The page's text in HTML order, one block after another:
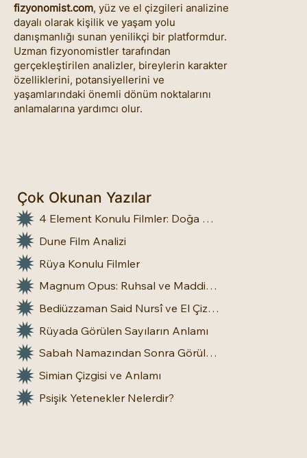
fizyonomist.com, yüz ve el çizgileri analizine
dayalı olarak kişilik ve yaşam yolu
danışmanlığı sunan yenilikçi bir platformdur.
Uzman fizyonomistler tarafından
gerçekleştirilen analizler, bireylerin karakter
özelliklerini, potansiyellerini ve
yaşamlarındaki önemli dönüm noktalarını
anlamalarına yardımcı olur.
Çok Okunan Yazılar
4 Element Konulu Filmler: Doğa Üstü Güçler
Dune Film Analizi
Rüya Konulu Filmler
Magnum Opus: Ruhsal ve Maddi Dönüşümün Büyük Eseri
Bediüzzaman Said Nursî ve El Çizgileri: İnsan Doğasına Dair Bir Bakış
Rüyada Görülen Sayıların Anlamı
Sabah Namazından Sonra Görülen Rüya Gerçek Olur mu?
Simian Çizgisi ve Anlamı
Psişik Yetenekler Nelerdir?